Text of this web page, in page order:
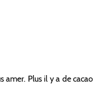
amer. Plus il y a de cacao